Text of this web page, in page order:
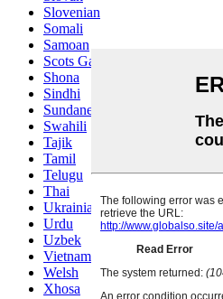
Slovenian
Somali
Samoan
Scots Gaelic
Shona
Sindhi
Sundanese
Swahili
Tajik
Tamil
Telugu
Thai
Ukrainian
Urdu
Uzbek
Vietnamese
Welsh
Xhosa